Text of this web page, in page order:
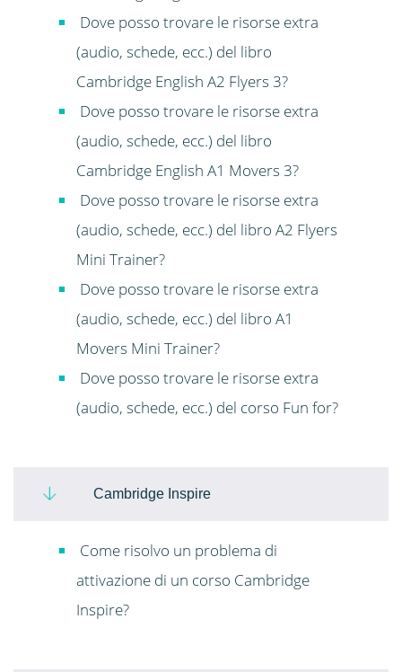
Dove posso trovare le risorse extra
(audio, schede, ecc.) del libro
Cambridge English A2 Flyers 3?
Dove posso trovare le risorse extra
(audio, schede, ecc.) del libro
Cambridge English A1 Movers 3?
Dove posso trovare le risorse extra
(audio, schede, ecc.) del libro A2 Flyers
Mini Trainer?
Dove posso trovare le risorse extra
(audio, schede, ecc.) del libro A1
Movers Mini Trainer?
Dove posso trovare le risorse extra
(audio, schede, ecc.) del corso Fun for?
Cambridge Inspire
Come risolvo un problema di
attivazione di un corso Cambridge
Inspire?